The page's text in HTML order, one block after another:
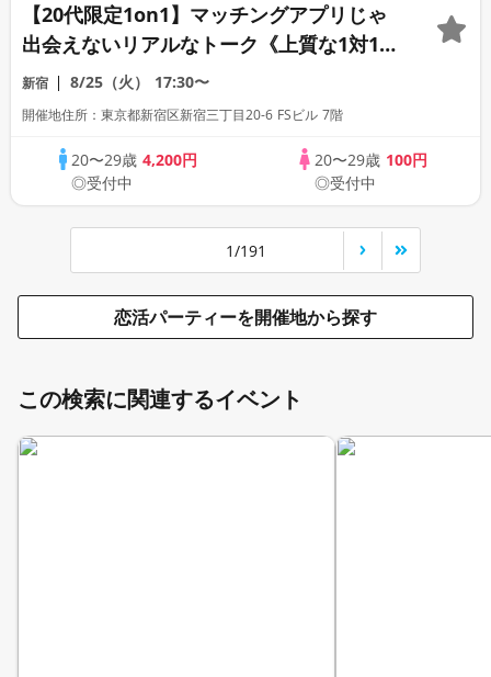
【20代限定1on1】マッチングアプリじゃ
出会えないリアルなトーク《上質な1対1相
席専用会場》《全席半個室》《飲み放題付
き》《machicon JAPAN主催》
新宿 8/25（火） 17:30〜
開催地住所：東京都新宿区新宿三丁目20-6 FSビル 7階
20〜29歳4,200円
◎受付中
20〜29歳 100円
◎受付中
1/191
恋活パーティーを開催地から探す
この検索に関連するイベント